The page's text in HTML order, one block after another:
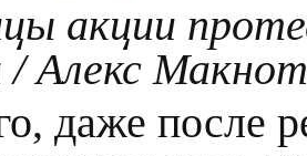
акции
Алекс
даже после